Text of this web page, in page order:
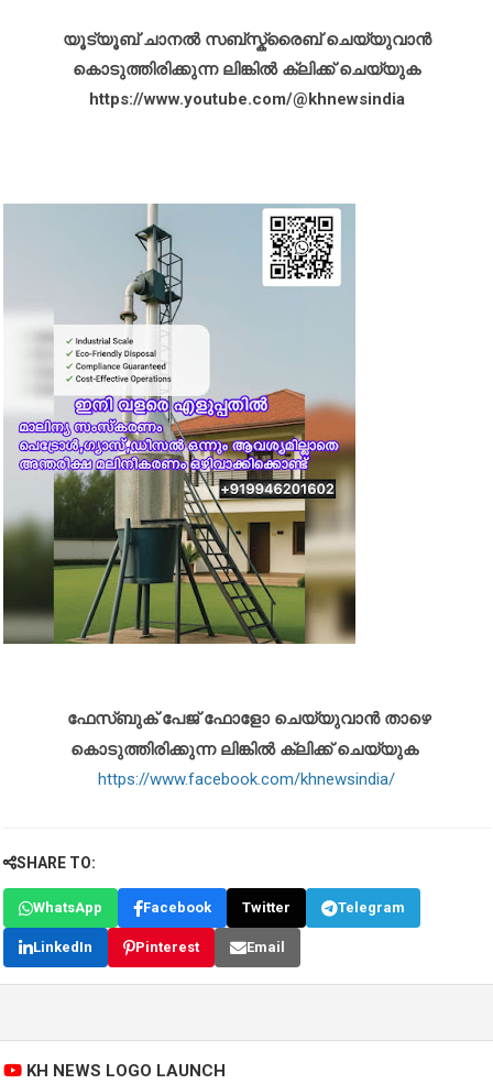
യൂട്യൂബ് ചാനൽ സബ്സ്ക്രൈബ് ചെയ്യുവാൻ
കൊടുത്തിരിക്കുന്ന ലിങ്കിൽ ക്ലിക്ക് ചെയ്യുക
https://www.youtube.com/@khnewsindia
ഫേസ്ബുക് പേജ് ഫോളോ ചെയ്യുവാൻ താഴെ
കൊടുത്തിരിക്കുന്ന ലിങ്കിൽ ക്ലിക്ക് ചെയ്യുക
https://www.facebook.com/khnewsindia/
SHARE TO:
WhatsApp Facebook Twitter Telegram
LinkedIn Pinterest Email
KH NEWS LOGO LAUNCH